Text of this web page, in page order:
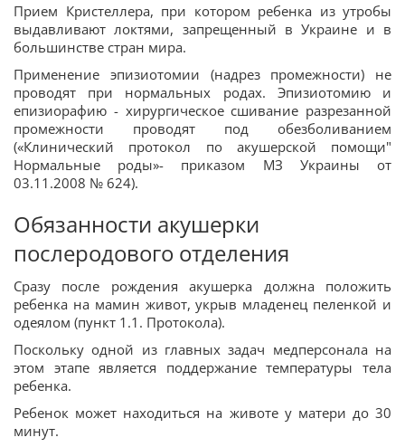
Прием Кристеллера, при котором ребенка из утробы
выдавливают локтями, запрещенный в Украине и в
большинстве стран мира.
Применение эпизиотомии (надрез промежности) не
проводят при нормальных родах. Эпизиотомию и
епизиорафию - хирургическое сшивание разрезанной
промежности проводят под обезболиванием
(«Клинический протокол по акушерской помощи"
Нормальные роды»- приказом МЗ Украины от
03.11.2008 № 624).
Обязанности акушерки
послеродового отделения
Сразу после рождения акушерка должна положить
ребенка на мамин живот, укрыв младенец пеленкой и
одеялом (пункт 1.1. Протокола).
Поскольку одной из главных задач медперсонала на
этом этапе является поддержание температуры тела
ребенка.
Ребенок может находиться на животе у матери до 30
минут.